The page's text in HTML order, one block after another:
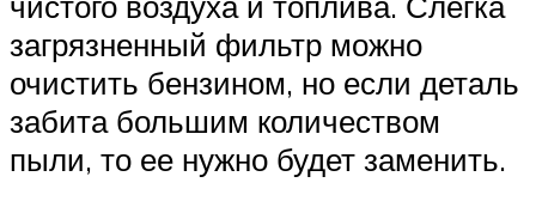
загрязненный фильтр можно
очистить бензином, но если деталь
забита большим количеством
пыли, то ее нужно будет заменить.